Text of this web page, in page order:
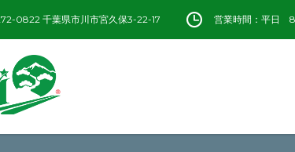
0822 千葉県市川市宮久保3-22-17 営業時間：平日